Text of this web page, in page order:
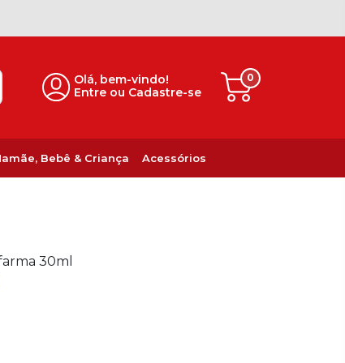
Olá, bem-vindo!
Entre ou Cadastre-se
0
Bebê & Criança Acessórios
30ml